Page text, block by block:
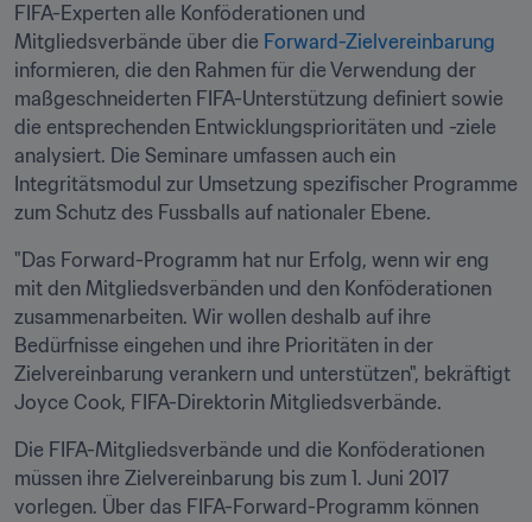
FIFA-Experten alle Konföderationen und
Mitgliedsverbände über die Forward-Zielvereinbarung
informieren, die den Rahmen für die Verwendung der
maßgeschneiderten FIFA-Unterstützung definiert sowie
die entsprechenden Entwicklungsprioritäten und -ziele
analysiert. Die Seminare umfassen auch ein
Integritätsmodul zur Umsetzung spezifischer Programme
zum Schutz des Fussballs auf nationaler Ebene.
"Das Forward-Programm hat nur Erfolg, wenn wir eng
mit den Mitgliedsverbänden und den Konföderationen
zusammenarbeiten. Wir wollen deshalb auf ihre
Bedürfnisse eingehen und ihre Prioritäten in der
Zielvereinbarung verankern und unterstützen", bekräftigt
Joyce Cook, FIFA-Direktorin Mitgliedsverbände.
Die FIFA-Mitgliedsverbände und die Konföderationen
müssen ihre Zielvereinbarung bis zum 1. Juni 2017
vorlegen. Über das FIFA-Forward-Programm können